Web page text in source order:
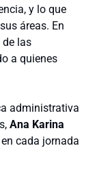
y lo que
áreas. En
de las
a quienes
administrativa
Ana Karina
cada jornada